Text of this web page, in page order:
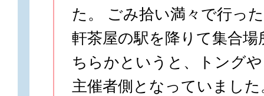
た。 ごみ拾い満々で行っ
軒茶屋の駅を降りて集合
ちらかというと、トング
主催者側となっていまし